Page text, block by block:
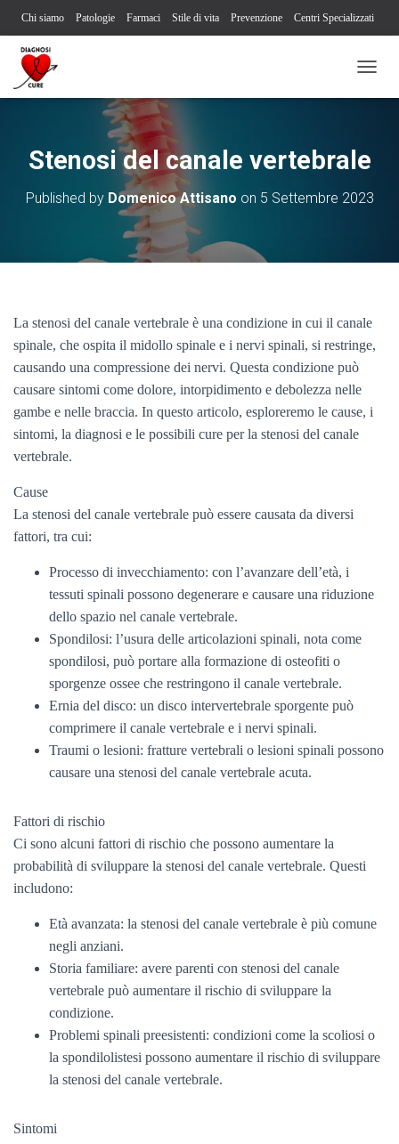
Chi siamo Patologie Farmaci Stile di vita Prevenzione Centri Specializzati
Associazioni Pazienti
A
A
I
T
E
Stenosi del canale vertebrale
Published by Domenico Attisano on 5 Settembre 2023
La stenosi del canale vertebrale è una condizione in cui il canale
spinale, che ospita il midollo spinale e i nervi spinali, si restringe,
causando una compressione dei nervi. Questa condizione può
causare sintomi come dolore, intorpidimento e debolezza nelle
gambe e nelle braccia. In questo articolo, esploreremo le cause, i
sintomi, la diagnosi e le possibili cure per la stenosi del canale
vertebrale.
Cause
La stenosi del canale vertebrale può essere causata da diversi
fattori, tra cui:
Processo di invecchiamento: con l’avanzare dell’età, i
tessuti spinali possono degenerare e causare una riduzione
dello spazio nel canale vertebrale.
Spondilosi: l’usura delle articolazioni spinali, nota come
spondilosi, può portare alla formazione di osteofiti o
sporgenze ossee che restringono il canale vertebrale.
Ernia del disco: un disco intervertebrale sporgente può
comprimere il canale vertebrale e i nervi spinali.
Traumi o lesioni: fratture vertebrali o lesioni spinali possono
causare una stenosi del canale vertebrale acuta.
Fattori di rischio
Ci sono alcuni fattori di rischio che possono aumentare la
probabilità di sviluppare la stenosi del canale vertebrale. Questi
includono:
Età avanzata: la stenosi del canale vertebrale è più comune
negli anziani.
Storia familiare: avere parenti con stenosi del canale
vertebrale può aumentare il rischio di sviluppare la
condizione.
Problemi spinali preesistenti: condizioni come la scoliosi o
la spondilolistesi possono aumentare il rischio di sviluppare
la stenosi del canale vertebrale.
Sintomi